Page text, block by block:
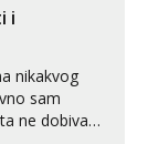
i
nikakvog
sam
ne dobivam